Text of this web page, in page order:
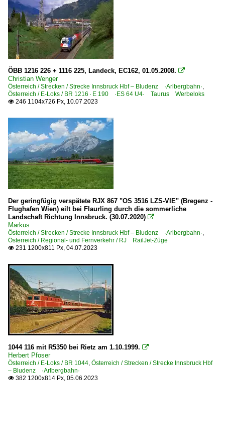
ÖBB 1216 226 + 1116 225, Landeck, EC162, 01.05.2008. 
Christian Wenger
Österreich / Strecken / Strecke Innsbruck Hbf – Bludenz ·Arlbergbahn·,
Österreich / E-Loks / BR 1216 · E 190 ·ES 64 U4· Taurus Werbeloks
 246 1104x726 Px, 10.07.2023
Der geringfügig verspätete RJX 867 "OS 3516 LZS-VIE" (Bregenz -
Flughafen Wien) eilt bei Flaurling durch die sommerliche
Landschaft Richtung Innsbruck. (30.07.2020) 
Markus
Österreich / Strecken / Strecke Innsbruck Hbf – Bludenz ·Arlbergbahn·,
Österreich / Regional- und Fernverkehr / RJ RailJet-Züge
 231 1200x811 Px, 04.07.2023
1044 116 mit R5350 bei Rietz am 1.10.1999. 
Herbert Pfoser
Österreich / E-Loks / BR 1044, Österreich / Strecken / Strecke Innsbruck Hbf
– Bludenz ·Arlbergbahn·
 382 1200x814 Px, 05.06.2023